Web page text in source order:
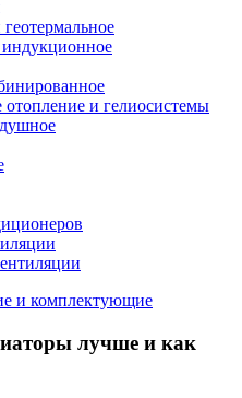
и гелиосистемы
и комплектующие
лучше и как